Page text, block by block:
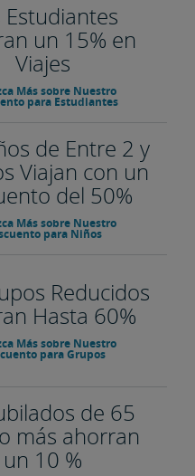
Estudiantes
un 15% en
Viajes
Más sobre Nuestro
para Estudiantes
de Entre 2 y
Viajan con un
del 50%
Más sobre Nuestro
para Niños
Reducidos
Hasta 60%
Más sobre Nuestro
para Grupos
de 65
más ahorran
un 10 %